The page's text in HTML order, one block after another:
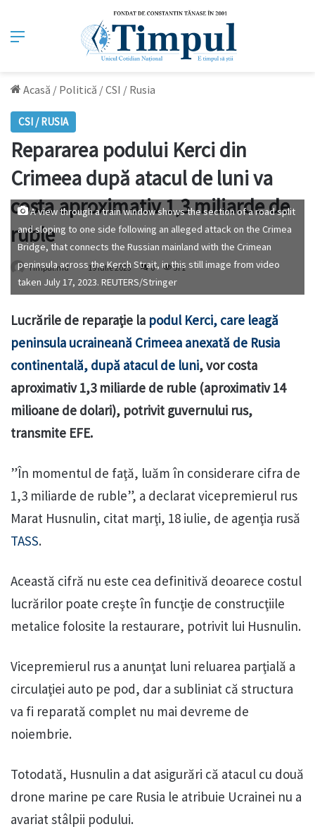
Meniu
Acasă / Politică /CSI / Rusia
CSI / RUSIA
Repararea podului Kerci din
Crimeea după atacul de luni va
costa aproximativ 1,3 miliarde de
ruble
Timpul.md 19 iulie 2023 0 571
A view through a train window shows the section of a road split
and sloping to one side following an alleged attack on the Crimea
Bridge, that connects the Russian mainland with the Crimean
peninsula across the Kerch Strait, in this still image from video
taken July 17, 2023. REUTERS/Stringer
Lucrările de reparaţie la podul Kerci, care leagă
peninsula ucraineană Crimeea anexată de Rusia
continentală, după atacul de luni, vor costa
aproximativ 1,3 miliarde de ruble (aproximativ 14
milioane de dolari), potrivit guvernului rus,
transmite EFE.
”În momentul de faţă, luăm în considerare cifra de
1,3 miliarde de ruble”, a declarat vicepremierul rus
Marat Husnulin, citat marţi, 18 iulie, de agenţia rusă
TASS.
Această cifră nu este cea definitivă deoarece costul
lucrărilor poate creşte în funcţie de construcţiile
metalice folosite la restaurare, potrivit lui Husnulin.
Vicepremierul rus a anunţat luni reluarea parţială a
circulaţiei auto pe pod, dar a subliniat că structura
va fi reparată complet nu mai devreme de
noiembrie.
Totodată, Husnulin a dat asigurări că atacul cu două
drone marine pe care Rusia le atribuie Ucrainei nu a
avariat stâlpii podului.